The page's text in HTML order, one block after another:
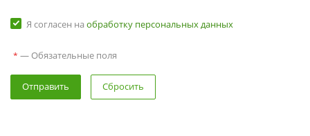
Я согласен на обработку персональных данных
* — Обязательные поля
Сбросить